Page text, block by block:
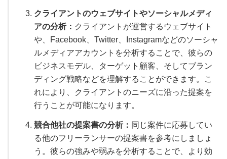
クライアントのウェブサイトやソーシャルメディ
アの分析： クライアントが運営するウェブサイト
や、Facebook、Twitter、Instagramなどのソーシャ
ルメディアアカウントを分析することで、彼らの
ビジネスモデル、ターゲット顧客、そしてブラン
ディング戦略などを理解することができます。こ
れにより、クライアントのニーズに沿った提案を
行うことが可能になります。
競合他社の提案書の分析： 同じ案件に応募してい
る他のフリーランサーの提案書を参考にしましょ
う。彼らの強みや弱みを分析することで、より効